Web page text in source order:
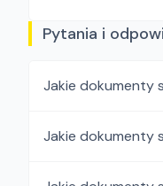
Pytania i
Jakie dokumenty
Jakie dokumenty